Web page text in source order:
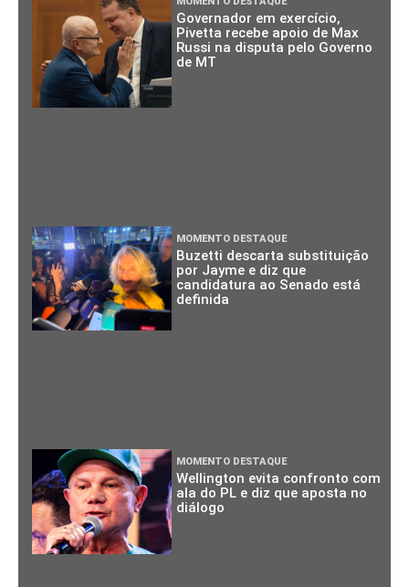
Governador em exercício,
Pivetta recebe apoio de Max
Russi na disputa pelo Governo
de MT
MOMENTO DESTAQUE
Buzetti descarta substituição
por Jayme e diz que
candidatura ao Senado está
definida
MOMENTO DESTAQUE
Wellington evita confronto com
ala do PL e diz que aposta no
diálogo